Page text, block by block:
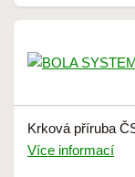
Krková příruba
Více informací